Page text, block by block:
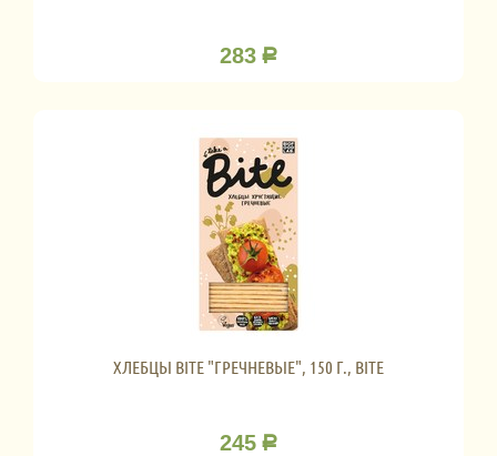
283 Р
ХЛЕБЦЫ BITE "ГРЕЧНЕВЫЕ", 150 Г., BITE
245 Р